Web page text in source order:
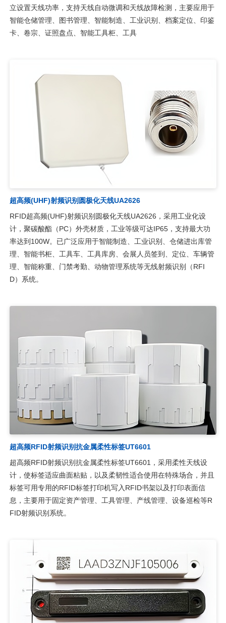
立设置天线功率，支持天线自动微调和天线故障检测，主要应用于
智能仓储管理、图书管理、智能制造、工业识别、档案定位、印鉴
卡、卷宗、证照盘点、智能工具柜、工具
超高频(UHF)射频识别圆极化天线UA2626
RFID超高频(UHF)射频识别圆极化天线UA2626，采用工业化设
计，聚碳酸酯（PC）外壳材质，工业等级可达IP65，支持最大功
率达到100W。已广泛应用于智能制造、工业识别、仓储进出库管
理、智能书柜、工具车、工具库房、会展人员签到、定位、车辆管
理、智能称重、门禁考勤、动物管理系统等无线射频识别（RFI
D）系统。
超高频RFID射频识别抗金属柔性标签UT6601
超高频RFID射频识别抗金属柔性标签UT6601，采用柔性天线设
计，使标签适应曲面粘贴，以及柔韧性适合使用在特殊场合，并且
标签可用专用的RFID标签打印机写入RFID书架以及打印表面信
息，主要用于固定资产管理、工具管理、产线管理、设备巡检等R
FID射频识别系统。